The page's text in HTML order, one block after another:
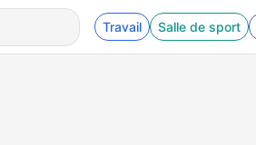
Travail Salle de sport